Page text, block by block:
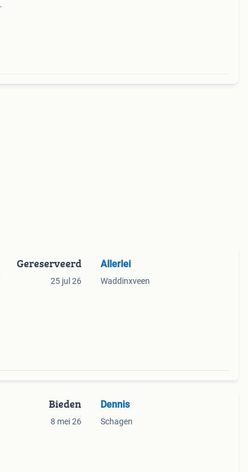
Gereserveerd
25 jul 26
Allerlei
Waddinxveen
Bieden
8 mei 26
Dennis
Schagen